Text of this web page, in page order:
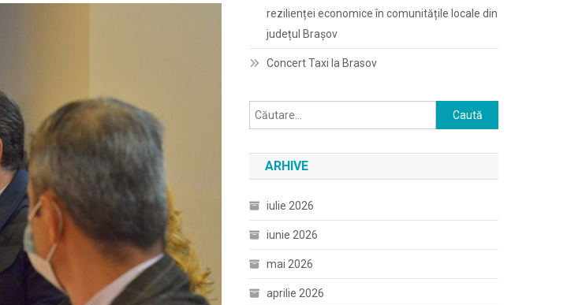
rezilienței economice în comunitățile locale din
județul Brașov
Concert Taxi la Brasov
Caută
după:
ARHIVE
iulie 2026
iunie 2026
mai 2026
aprilie 2026